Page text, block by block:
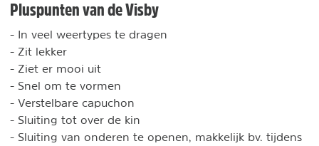
Pluspunten van de Visby
- In veel weertypes te dragen
- Zit lekker
- Ziet er mooi uit
- Snel om te vormen
- Verstelbare capuchon
- Sluiting tot over de kin
- Sluiting van onderen te openen, makkelijk bv. tijdens